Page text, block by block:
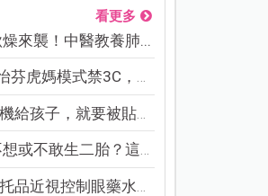
看更多
來襲！中醫教養肺...
虎媽模式禁3C，看...
給孩子，就要被貼「...
或不敢生二胎？這8...
品近視控制眼藥水納...